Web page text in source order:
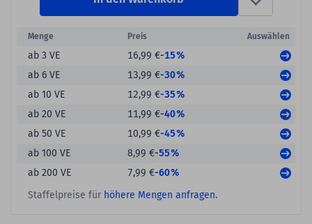
Menge Preis Auswählen
ab 3 VE 16,99 €-15%
ab 6 VE
13,99 €-30%
ab 10 VE
12,99 €-35%
ab 20 VE
11,99 €-40%
ab 50 VE
10,99 €-45%
ab 100 VE
8,99 €-55%
ab 200 VE
7,99 €-60%
Staffelpreise für höhere Mengen anfragen.